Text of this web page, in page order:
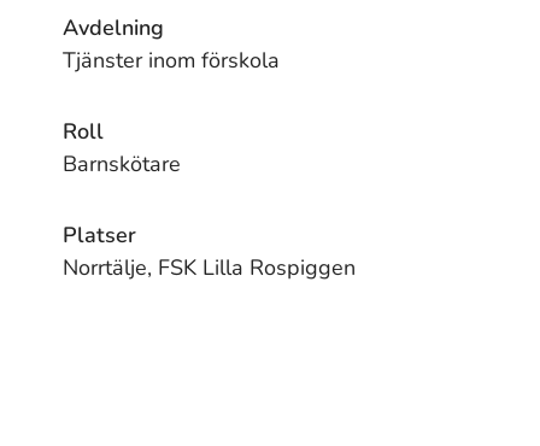
Avdelning
Tjänster inom förskola
Roll
Barnskötare
Platser
Norrtälje, FSK Lilla Rospiggen